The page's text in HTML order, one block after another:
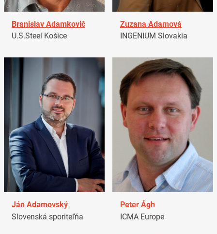
Branislav Adamkovič
U.S.Steel Košice
Zuzana Adamová
INGENIUM Slovakia
Ján Adamovský
Slovenská sporiteľňa
Peter Ágh
ICMA Europe